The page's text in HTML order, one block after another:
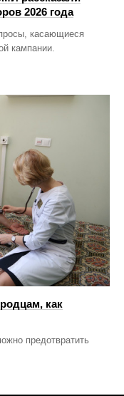
2026 года
касающиеся
кампании.
как
предотвратить